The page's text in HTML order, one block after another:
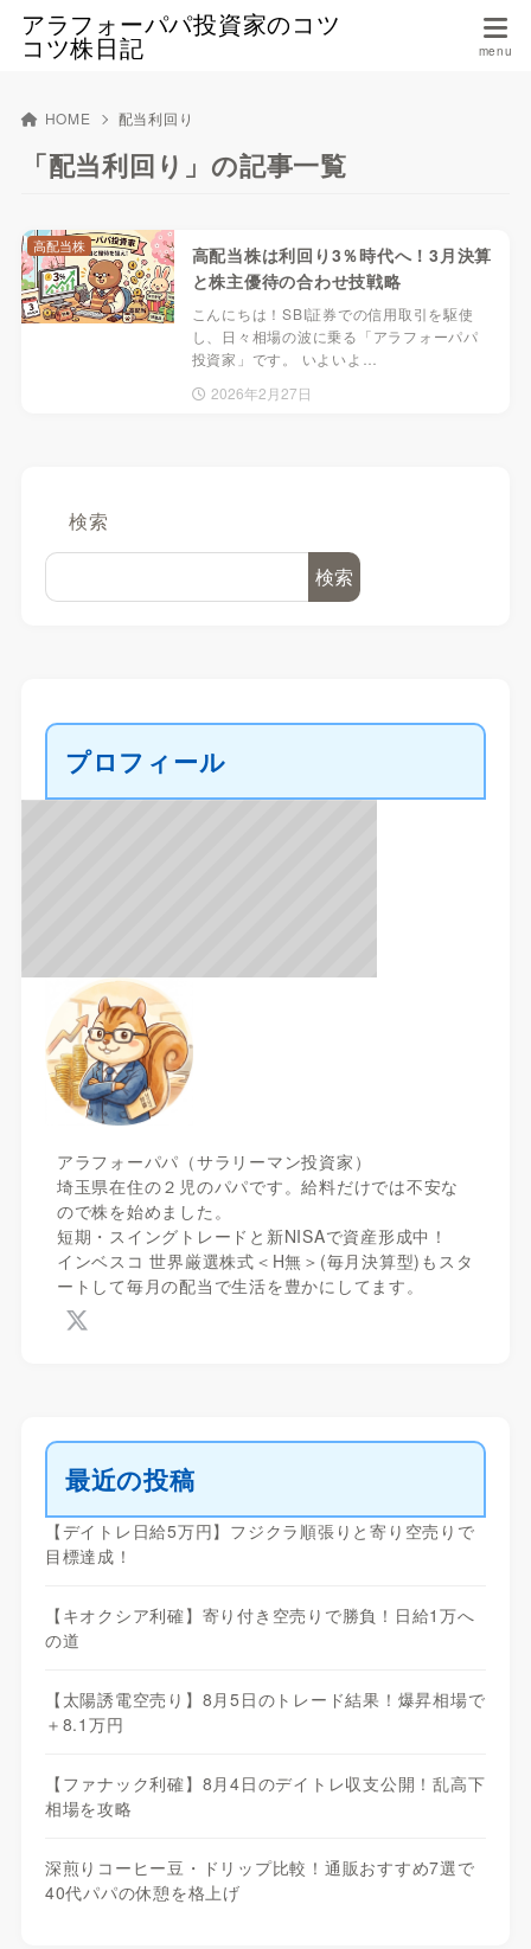
アラフォーパパ投資家のコツ
コツ株日記
HOME 配当利回り
「配当利回り」の記事一覧
高配当株は利回り3％時代へ！3月決算
と株主優待の合わせ技戦略
こんにちは！SBI証券での信用取引を駆使
し、日々相場の波に乗る「アラフォーパパ
投資家」です。 いよいよ…
2026年2月27日
高配当株
検索
検索
プロフィール
アラフォーパパ（サラリーマン投資家）
埼玉県在住の２児のパパです。給料だけでは不安な
ので株を始めました。
短期・スイングトレードと新NISAで資産形成中！
インベスコ 世界厳選株式＜H無＞(毎月決算型)もスタ
ートして毎月の配当で生活を豊かにしてます。
最近の投稿
【デイトレ日給5万円】フジクラ順張りと寄り空売りで
目標達成！
【キオクシア利確】寄り付き空売りで勝負！日給1万へ
の道
【太陽誘電空売り】8月5日のトレード結果！爆昇相場で
＋8.1万円
【ファナック利確】8月4日のデイトレ収支公開！乱高下
相場を攻略
深煎りコーヒー豆・ドリップ比較！通販おすすめ7選で
40代パパの休憩を格上げ